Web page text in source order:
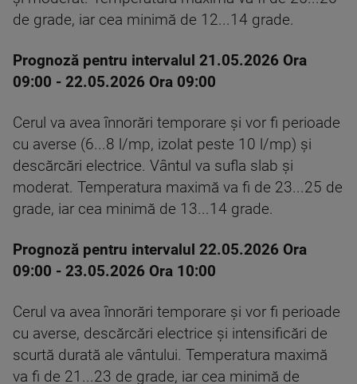
de grade, iar cea minimă de 12...14 grade.
Prognoză pentru intervalul 21.05.2026 Ora
09:00 - 22.05.2026 Ora 09:00
Cerul va avea înnorări temporare şi vor fi perioade
cu averse (6...8 l/mp, izolat peste 10 l/mp) şi
descărcări electrice. Vântul va sufla slab şi
moderat. Temperatura maximă va fi de 23...25 de
grade, iar cea minimă de 13...14 grade.
Prognoză pentru intervalul 22.05.2026 Ora
09:00 - 23.05.2026 Ora 10:00
Cerul va avea înnorări temporare şi vor fi perioade
cu averse, descărcări electrice şi intensificări de
scurtă durată ale vântului. Temperatura maximă
va fi de 21...23 de grade, iar cea minimă de